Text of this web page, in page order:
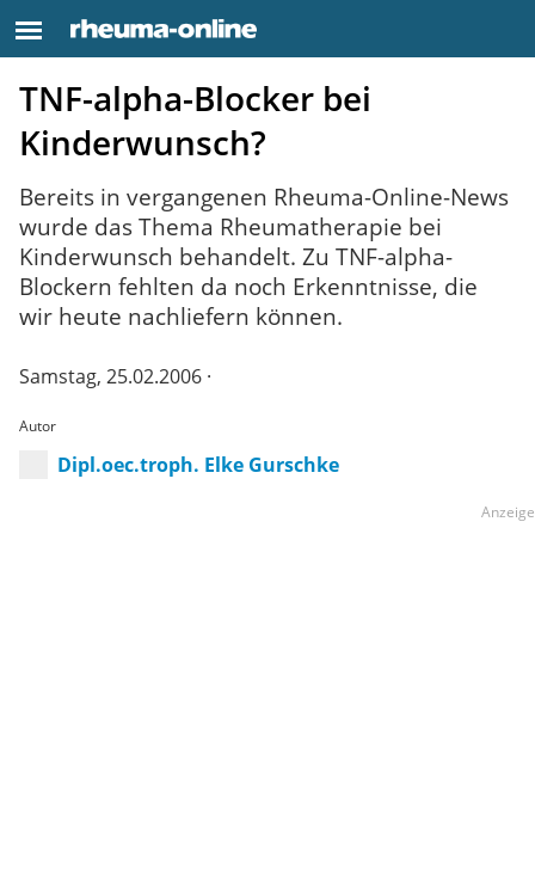
TNF-alpha-Blocker bei
Kinderwunsch?
Bereits in vergangenen Rheuma-Online-News
wurde das Thema Rheumatherapie bei
Kinderwunsch behandelt. Zu TNF-alpha-
Blockern fehlten da noch Erkenntnisse, die
wir heute nachliefern können.
Samstag, 25.02.2006 ·
Autor
Dipl.oec.troph. Elke Gurschke